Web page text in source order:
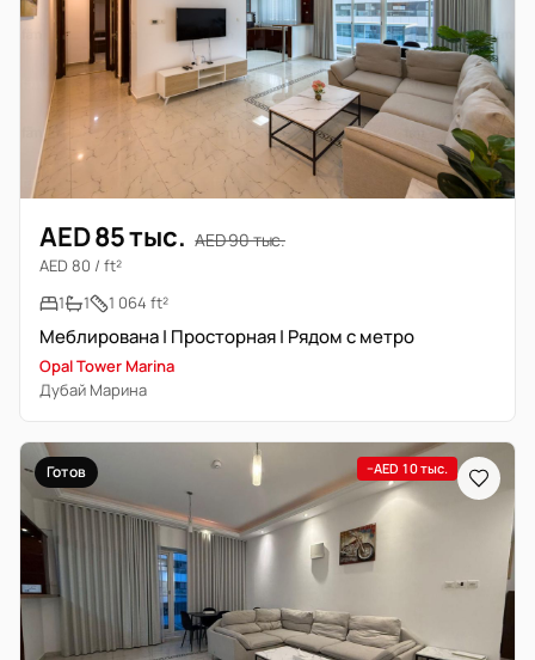
AED 85 тыс. AED 90 тыс.
AED 80 / ft²
1
1 1 064 ft²
Меблирована | Просторная | Рядом с метро
Opal Tower Marina
Дубай Марина
Готов −AED 10 тыс.